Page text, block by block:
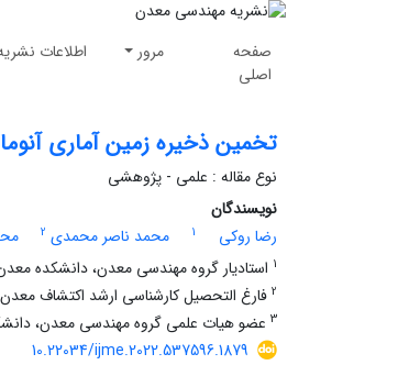
صفحه
اصلی
مرور اطلاعات
تخمین ‌ذخیره زمین آماری
نوع مقاله : علمی - پژوهشی
نویسندگان
رضا روکی
1 محمد ناصر محمدی 2
1 استادیار گروه مهندسی معدن، دانشکده
2 فارغ التحصیل کارشناسی ارشد اکتشاف
3 عضو هیات علمی گروه مهندسی معدن،
10.22034/ijme.2022.537596.1879